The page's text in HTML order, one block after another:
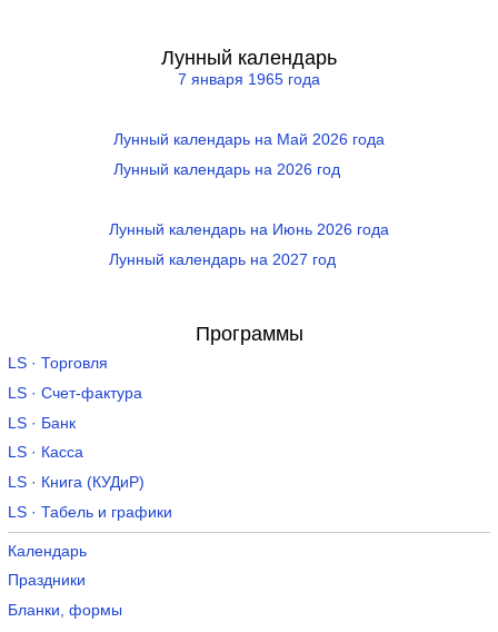
Лунный календарь
7 января 1965 года
Лунный календарь на Май 2026 года
Лунный календарь на 2026 год
Лунный календарь на Июнь 2026 года
Лунный календарь на 2027 год
Программы
LS · Торговля
LS · Счет-фактура
LS · Банк
LS · Касса
LS · Книга (КУДиР)
LS · Табель и графики
Календарь
Праздники
Бланки, формы